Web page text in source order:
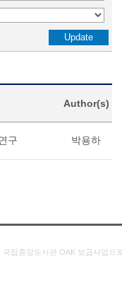
Author(s)
구 박용하
국립중앙도서관 OAK 보급사업